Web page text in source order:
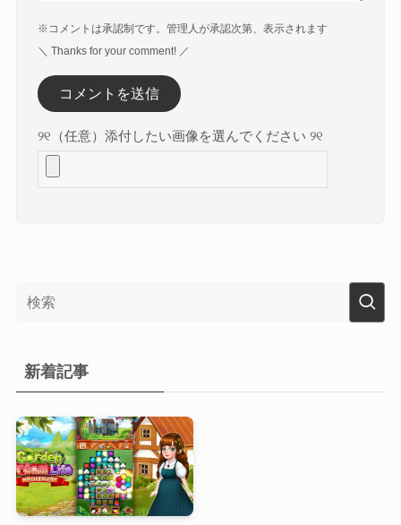
※コメントは承認制です。管理人が承認次第、表示されます
＼ Thanks for your comment! ／
୨୧（任意）添付したい画像を選んでください ୨୧
新着記事